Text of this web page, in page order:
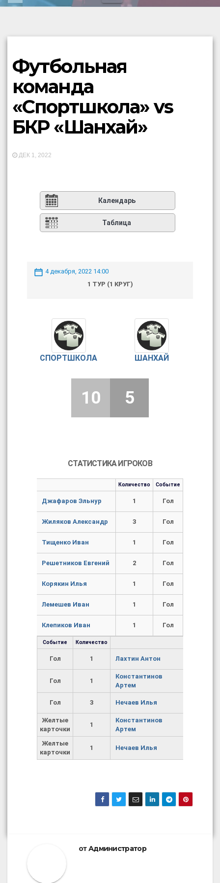
Футбольная
команда
«Спортшкола» vs
БКР «Шанхай»
ДЕК 1, 2022
Календарь
Таблица
4 декабря, 2022 14:00
1 ТУР (1 КРУГ)
СПОРТШКОЛА ШАНХАЙ
10 5
СТАТИСТИКА ИГРОКОВ
Количество Событие
Джафаров Эльнур 1 Гол
Жиляков Александр 3 Гол
Тищенко Иван 1 Гол
Решетников Евгений 2 Гол
Корякин Илья 1 Гол
Лемешев Иван 1 Гол
Клепиков Иван 1 Гол
Событие Количество
Гол 1 Лахтин Антон
Гол 1
Константинов
Артем
Гол 3 Нечаев Илья
Желтые
карточки
1
Константинов
Артем
Желтые
карточки
1 Нечаев Илья
отАдминистратор